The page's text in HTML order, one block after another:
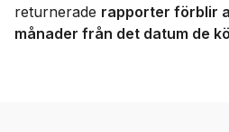
returnerade rapporter förblir
månader från det datum de